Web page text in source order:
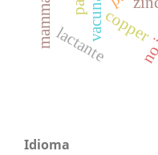
copper
vacunas
lactante
Idioma